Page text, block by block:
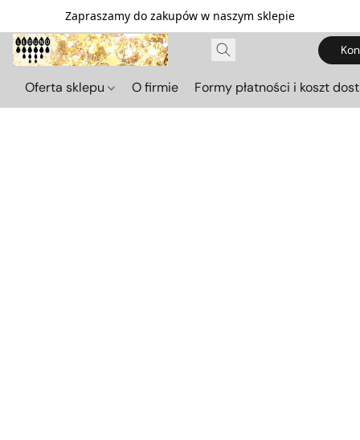
Zapraszamy do zakupów w naszym sklepie
Oferta sklepu O firmie Formy płatności i koszt